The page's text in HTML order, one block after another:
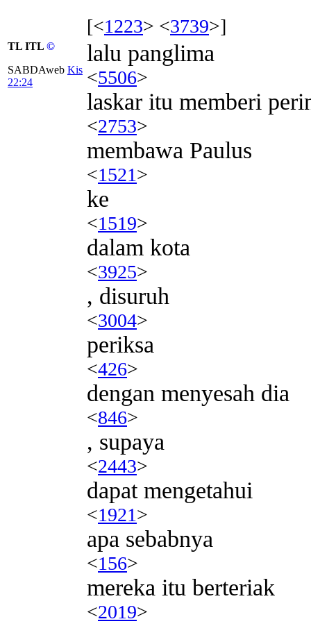
[<1223> <3739>]
TL ITL ©
SABDAweb Kis
22:24
lalu panglima
<5506>
laskar itu memberi
<2753>
membawa Paulus
<1521>
ke
<1519>
dalam kota
<3925>
, disuruh
<3004>
periksa
<426>
dengan menyesah dia
<846>
, supaya
<2443>
dapat mengetahui
<1921>
apa sebabnya
<156>
mereka itu berteriak
<2019>